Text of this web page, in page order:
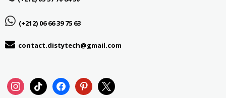
(+212) 06 66 39 75 63
contact.distytech@gmail.com
instagramtiktok facebookpinterest
x